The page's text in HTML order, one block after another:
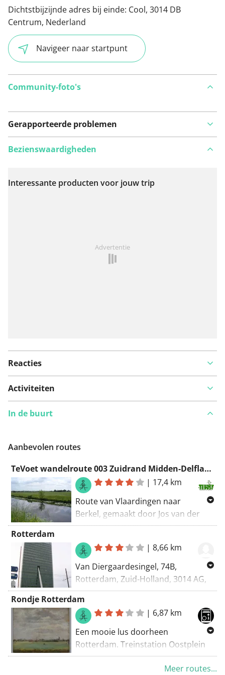
Dichtstbijzijnde adres bij einde: Cool, 3014 DB
Centrum, Nederland
Navigeer naar startpunt
Community-foto's
Gerapporteerde problemen
Bekijk op kaart
Bezienswaardigheden
Interessante producten voor jouw trip
Advertentie
Reacties
Activiteiten
In de buurt
Aanbevolen routes
TeVoet wandelroute 003 Zuidrand Midden-Delfland (ZH)
| 17,4 km
Route van Vlaardingen naar
Berkel, gemaakt door Jos van der
Heide. Zie ook Lopend Vuur, april
Rotterdam
|8,66 km
Van Diergaardesingel, 74B,
Rotterdam, Zuid-Holland, 3014 AG,
Nederland Naar Diergaardesingel,
74B, Rotterdam, Zuid-Holland, 3014
AG, Nederland Routering: Wandel -
mooiste
Rondje Rotterdam
| 6,87 km
Een mooie lus doorheen
Rotterdam. Treinstation Oostplein
ligt langsheen deze route. Wandel
geen brug verder dan Willemsbrug
Meer routes...